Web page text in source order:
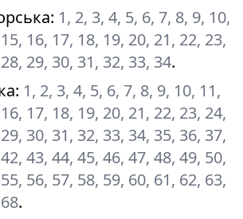
: 1, 2, 3, 4, 5, 6, 7, 8, 9, 10,
16, 17, 18, 19, 20, 21, 22, 23,
29, 30, 31, 32, 33, 34.
: 1, 2, 3, 4, 5, 6, 7, 8, 9, 10, 11,
17, 18, 19, 20, 21, 22, 23, 24,
30, 31, 32, 33, 34, 35, 36, 37,
43, 44, 45, 46, 47, 48, 49, 50,
56, 57, 58, 59, 60, 61, 62, 63,
.